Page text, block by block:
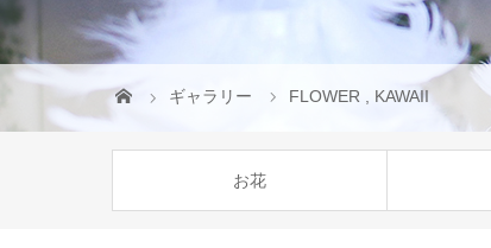
ギャラリー FLOWER KAWAII
お花